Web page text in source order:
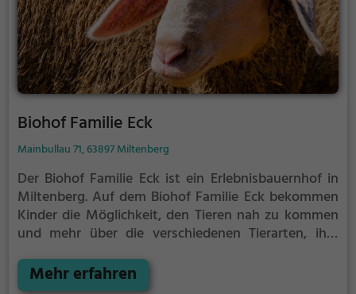
Biohof Familie Eck
Mainbullau 71, 63897 Miltenberg
Der Biohof Familie Eck ist ein Erlebnisbauernhof in
Miltenberg. Auf dem Biohof Familie Eck bekommen
Kinder die Möglichkeit, den Tieren nah zu kommen
und mehr über die verschiedenen Tierarten, ihre
lernen.
Mehr erfahren